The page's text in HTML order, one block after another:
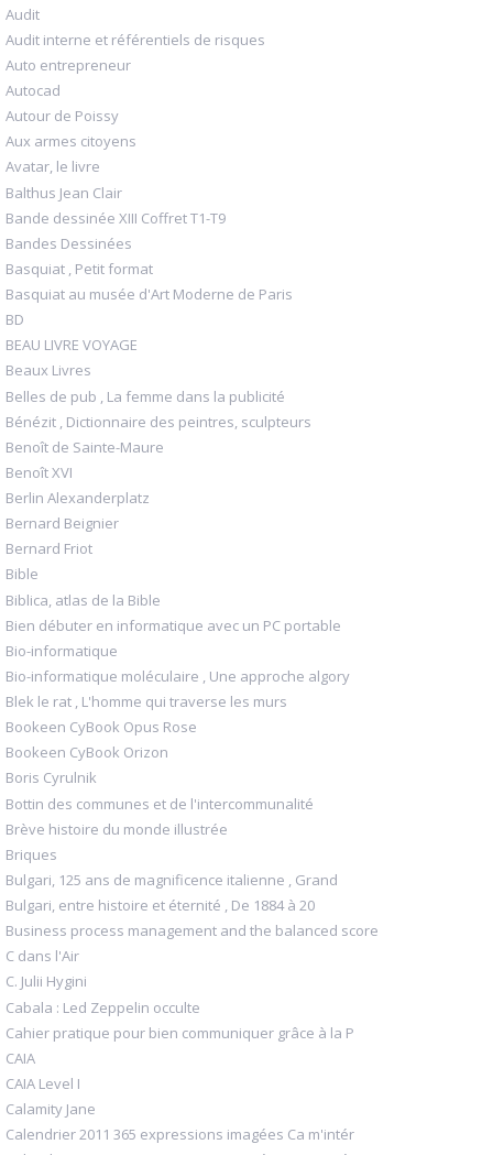
Audit
Audit interne et référentiels de risques
Auto entrepreneur
Autocad
Autour de Poissy
Aux armes citoyens
Avatar, le livre
Balthus Jean Clair
Bande dessinée XIII Coffret T1-T9
Bandes Dessinées
Basquiat , Petit format
Basquiat au musée d'Art Moderne de Paris
BD
BEAU LIVRE VOYAGE
Beaux Livres
Belles de pub , La femme dans la publicité
Bénézit , Dictionnaire des peintres, sculpteurs
Benoît de Sainte-Maure
Benoît XVI
Berlin Alexanderplatz
Bernard Beignier
Bernard Friot
Bible
Biblica, atlas de la Bible
Bien débuter en informatique avec un PC portable
Bio-informatique
Bio-informatique moléculaire , Une approche algory
Blek le rat , L'homme qui traverse les murs
Bookeen CyBook Opus Rose
Bookeen CyBook Orizon
Boris Cyrulnik
Bottin des communes et de l'intercommunalité
Brève histoire du monde illustrée
Briques
Bulgari, 125 ans de magnificence italienne , Grand
Bulgari, entre histoire et éternité , De 1884 à 20
Business process management and the balanced score
C dans l'Air
C. Julii Hygini
Cabala : Led Zeppelin occulte
Cahier pratique pour bien communiquer grâce à la P
CAIA
CAIA Level I
Calamity Jane
Calendrier 2011 365 expressions imagées Ca m'intér